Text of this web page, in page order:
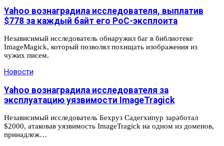
Yahoo вознаградила исследователя, выплатив
$778 за каждый байт его PoC-эксплоита
Независимый исследователь обнаружил баг в библиотеке
ImageMagick, который позволял похищать изображения из
чужих писем.
Новости
Yahoo вознаградила исследователя за
эксплуатацию уязвимости ImageTragick
Независимый исследователь Бехруз Садегхипур заработал
$2000, атаковав уязвимость ImageTragick на одном из доменов,
принадлеж…